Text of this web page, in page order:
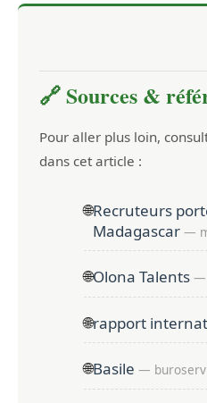
🔗 Sources &
Pour aller plus loin,
dans cet article :
🌐Recruteurs
Madagascar —
🌐Olona Talents —
🌐rapport
🌐Basile —